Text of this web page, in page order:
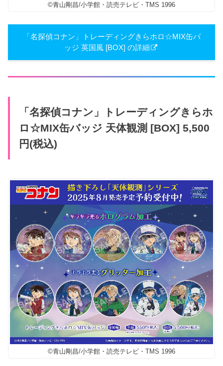
©青山剛昌/小学館・読売テレビ・TMS 1996
「名探偵コナン」トレーディングきらホロ☆MIX缶バ
ッジ 英国風 [BOX] の詳細
「名探偵コナン」トレーディングきらホ
ロ☆MIX缶バッジ 天体観測 [BOX] 5,500
円(税込)
©青山剛昌/小学館・読売テレビ・TMS 1996